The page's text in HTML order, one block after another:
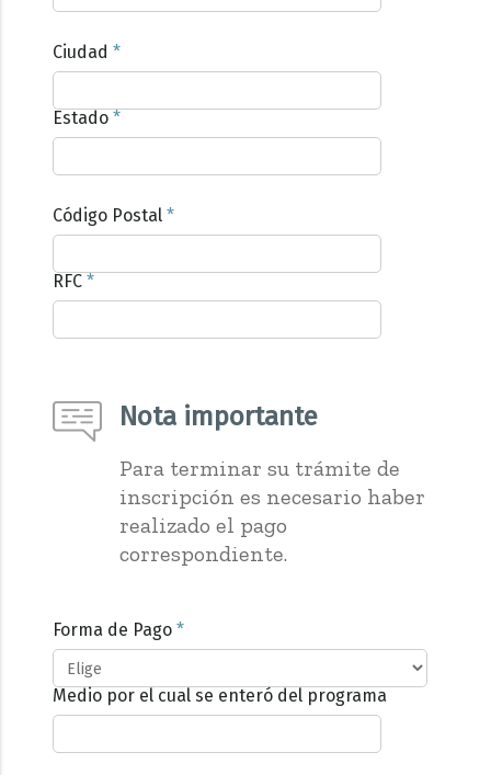
Ciudad *
Estado *
Código Postal *
RFC *
Nota importante
Para terminar su trámite de
inscripción es necesario haber
realizado el pago
correspondiente.
Forma de Pago *
Medio por el cual se enteró del programa